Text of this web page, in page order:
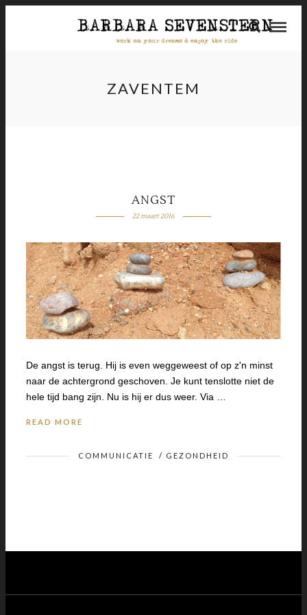
ZAVENTEM
ANGST
22 maart 2016
De angst is terug. Hij is even weggeweest of op z'n minst
naar de achtergrond geschoven. Je kunt tenslotte niet de
hele tijd bang zijn. Nu is hij er dus weer. Via …
READ MORE
COMMUNICATIE / GEZONDHEID